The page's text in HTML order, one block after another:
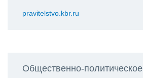
pravitelstvo.kbr.ru
Общественно-политическое